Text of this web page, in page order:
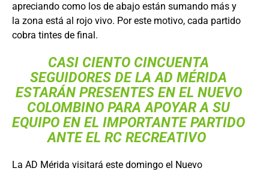
apreciando como los de abajo están sumando más y
la zona está al rojo vivo. Por este motivo, cada partido
cobra tintes de final.
CASI CIENTO CINCUENTA
SEGUIDORES DE LAAD MÉRIDA
ESTARÁN PRESENTES EN EL NUEVO
COLOMBINO PARA APOYAR A SU
EQUIPO EN EL IMPORTANTE PARTIDO
ANTE EL RC RECREATIVO
La AD Mérida visitará este domingo el Nuevo